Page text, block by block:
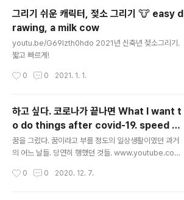
그리기 쉬운 캐릭터, 젖소 그리기 🐮 easy d
rawing, a milk cow
youtu.be/G69lzth0hdo 2021년 신축년 젖소그리기.
짧고 빠르게!
0 0 2021. 1. 1.
하고 싶다. 코로나가 끝나면 What I want t
o do things after covid-19. speed dr
awing
꿈을 그렸다. 꿈이라고 부를 정도의 일상생활이였던 과거
의 어느 날들. 당연히 행했던 것들. www.youtube.com/
0 0 2020. 12. 7.